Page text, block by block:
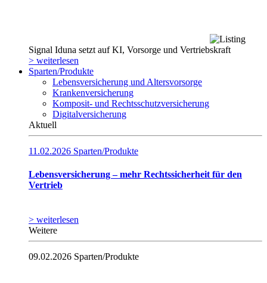
Signal Iduna setzt auf KI, Vorsorge und Vertriebskraft
> weiterlesen
Sparten/Produkte
Lebensversicherung und Altersvorsorge
Krankenversicherung
Komposit- und Rechtsschutzversicherung
Digitalversicherung
Aktuell
11.02.2026 Sparten/Produkte
Lebensversicherung – mehr Rechtssicherheit für den
Vertrieb
> weiterlesen
Weitere
09.02.2026 Sparten/Produkte